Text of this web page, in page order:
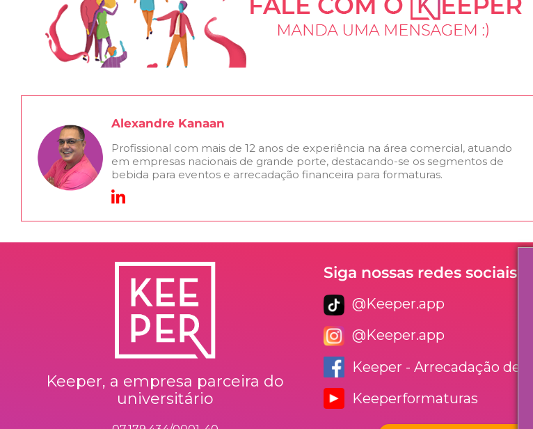
Alexandre Kanaan
Profissional com mais de 12 anos de experiência na área comercial, atuando
em empresas nacionais de grande porte, destacando-se os segmentos de
bebida para eventos e arrecadação financeira para formaturas.
Keeper, a empresa parceira do
universitário
Siga nossas redes sociais
@Keeper.app
@Keeper.app
Keeper - Arrecadação de
Keeperformaturas